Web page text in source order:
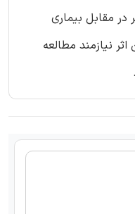
در مقابل بیماری
نیازمند مطالعه